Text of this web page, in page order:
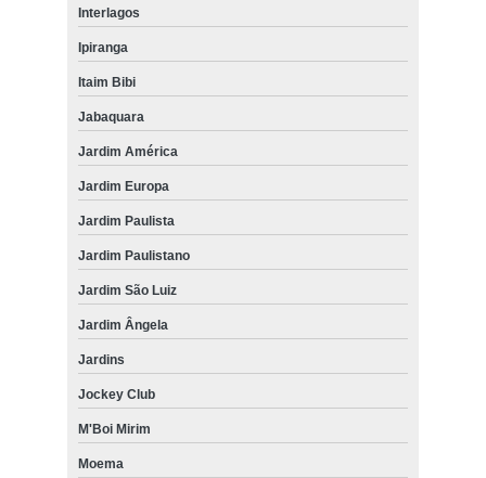
Interlagos
Ipiranga
Itaim Bibi
Jabaquara
Jardim América
Jardim Europa
Jardim Paulista
Jardim Paulistano
Jardim São Luiz
Jardim Ângela
Jardins
Jockey Club
M'Boi Mirim
Moema